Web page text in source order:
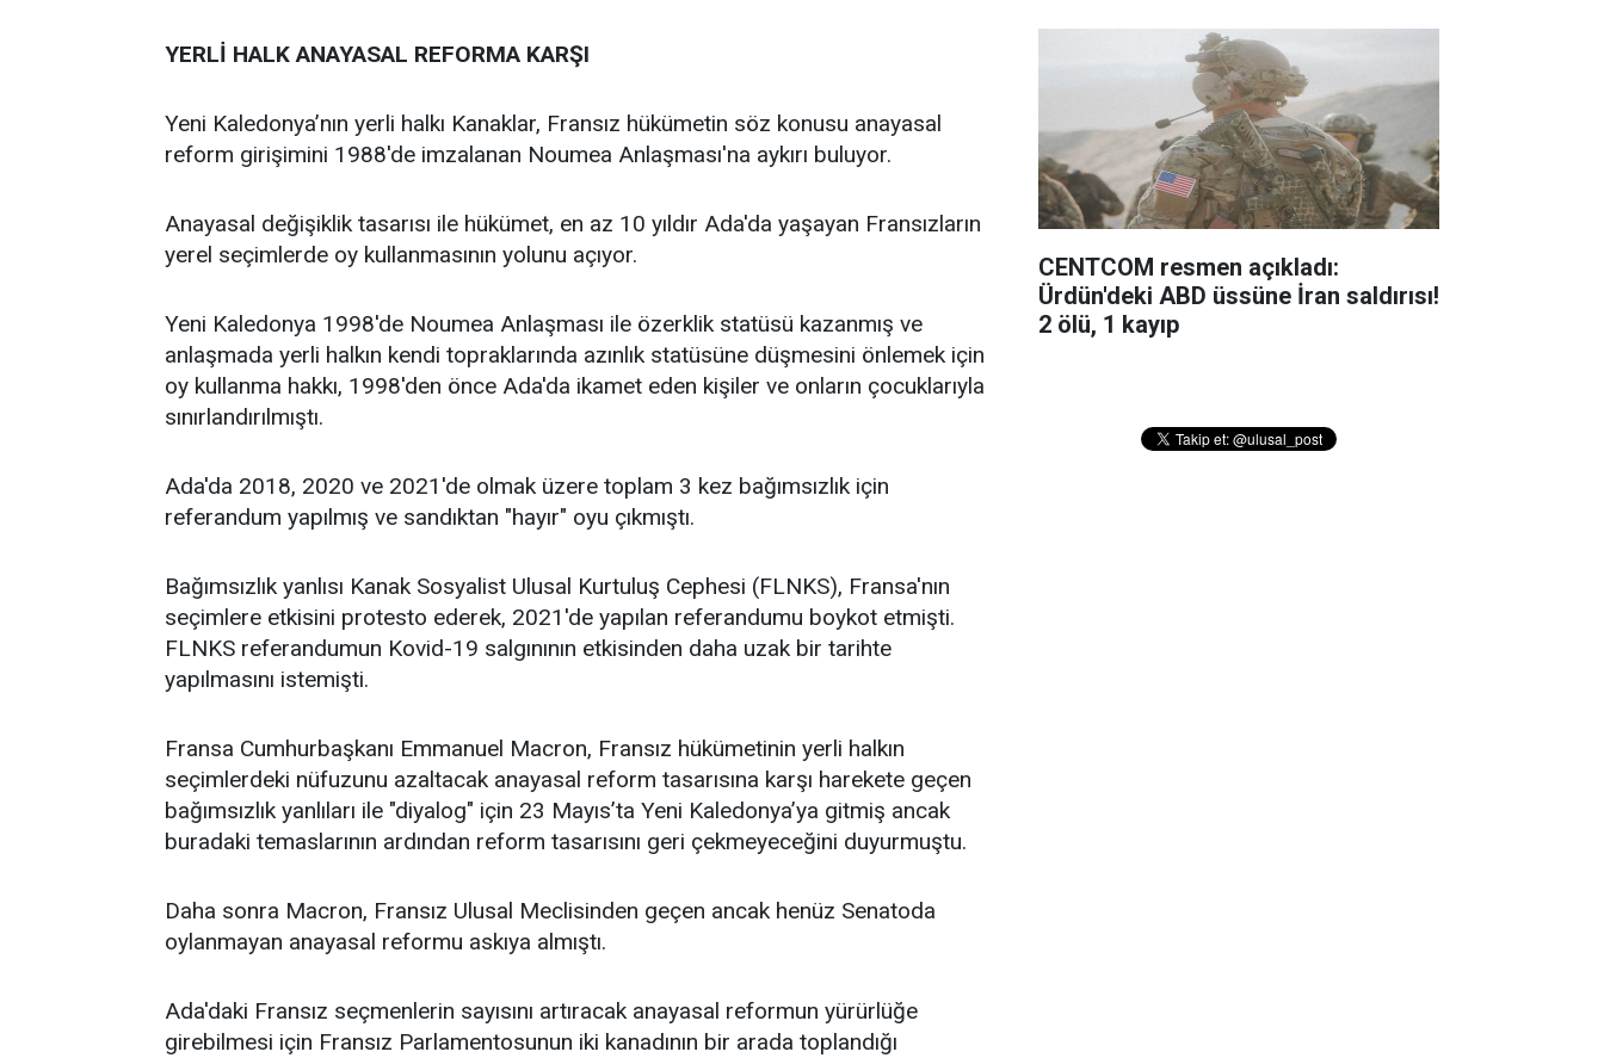
YERLİ HALK ANAYASAL REFORMA KARŞI
Yeni Kaledonya’nın yerli halkı Kanaklar, Fransız hükümetin söz konusu anayasal
reform girişimini 1988'de imzalanan Noumea Anlaşması'na aykırı buluyor.
Anayasal değişiklik tasarısı ile hükümet, en az 10 yıldır Ada'da yaşayan Fransızların
yerel seçimlerde oy kullanmasının yolunu açıyor.
Yeni Kaledonya 1998'de Noumea Anlaşması ile özerklik statüsü kazanmış ve
anlaşmada yerli halkın kendi topraklarında azınlık statüsüne düşmesini önlemek için
oy kullanma hakkı, 1998'den önce Ada'da ikamet eden kişiler ve onların çocuklarıyla
sınırlandırılmıştı.
Ada'da 2018, 2020 ve 2021'de olmak üzere toplam 3 kez bağımsızlık için
referandum yapılmış ve sandıktan "hayır" oyu çıkmıştı.
Bağımsızlık yanlısı Kanak Sosyalist Ulusal Kurtuluş Cephesi (FLNKS), Fransa'nın
seçimlere etkisini protesto ederek, 2021'de yapılan referandumu boykot etmişti.
FLNKS referandumun Kovid-19 salgınının etkisinden daha uzak bir tarihte
yapılmasını istemişti.
Fransa Cumhurbaşkanı Emmanuel Macron, Fransız hükümetinin yerli halkın
seçimlerdeki nüfuzunu azaltacak anayasal reform tasarısına karşı harekete geçen
bağımsızlık yanlıları ile "diyalog" için 23 Mayıs’ta Yeni Kaledonya’ya gitmiş ancak
buradaki temaslarının ardından reform tasarısını geri çekmeyeceğini duyurmuştu.
Daha sonra Macron, Fransız Ulusal Meclisinden geçen ancak henüz Senatoda
oylanmayan anayasal reformu askıya almıştı.
Ada'daki Fransız seçmenlerin sayısını artıracak anayasal reformun yürürlüğe
girebilmesi için Fransız Parlamentosunun iki kanadının bir arada toplandığı
CENTCOM resmen açıkladı:
Ürdün'deki ABD üssüne İran saldırısı!
2 ölü, 1 kayıp